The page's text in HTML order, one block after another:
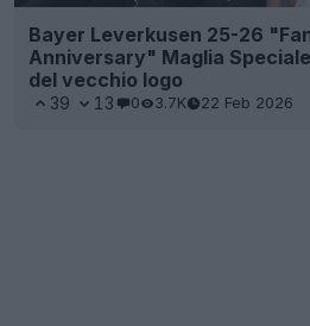
Bayer Leverkusen 25-26
Anniversary" Maglia
del vecchio logo
39 13 0 3.7K 22 Feb 2026